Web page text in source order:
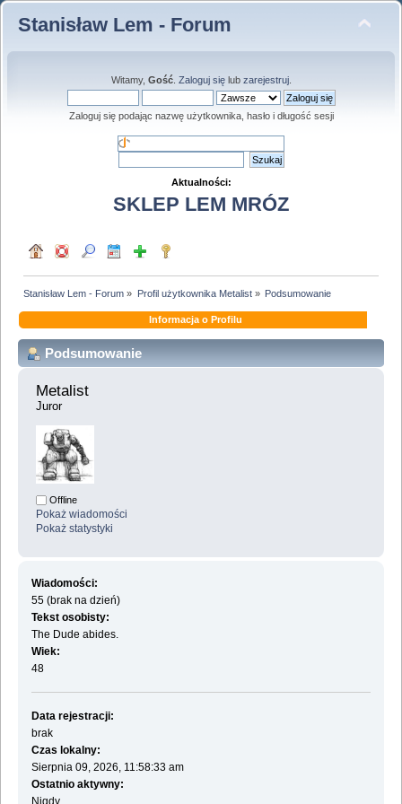
Stanisław Lem - Forum
Witamy, Gość. Zaloguj sięlub zarejestruj.
Zaloguj się podając nazwę użytkownika, hasło i długość sesji
Aktualności:
SKLEP LEM MRÓZ
Stanisław Lem - Forum » Profil użytkownika Metalist» Podsumowanie
Informacja o Profilu
Podsumowanie
Metalist
Juror
Offline
Pokaż wiadomości
Pokaż statystyki
Wiadomości:
55 (brak na dzień)
Tekst osobisty:
The Dude abides.
Wiek:
48
Data rejestracji:
brak
Czas lokalny:
Sierpnia 09, 2026, 11:58:33 am
Ostatnio aktywny:
Nigdy